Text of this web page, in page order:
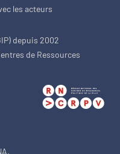
les acteurs
depuis 2002
de Ressources